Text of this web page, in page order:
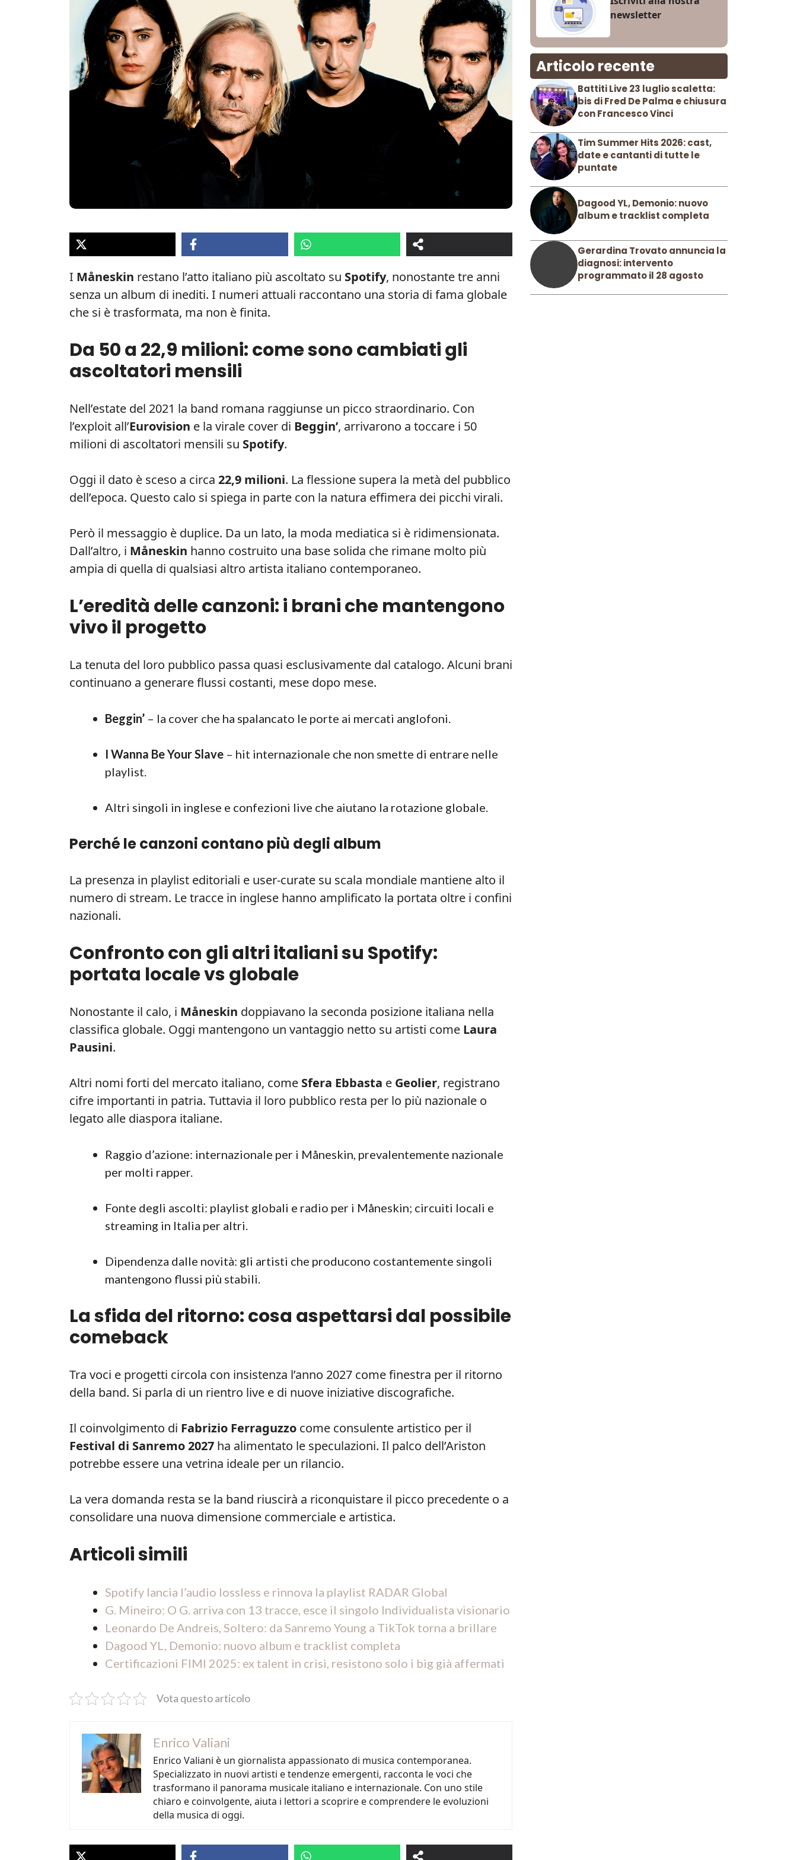
I Måneskin restano l’atto italiano più ascoltato su Spotify, nonostante tre anni
senza un album di inediti. I numeri attuali raccontano una storia di fama globale
che si è trasformata, ma non è finita.
Da 50 a 22,9 milioni: come sono cambiati gli
ascoltatori mensili
Nell’estate del 2021 la band romana raggiunse un picco straordinario. Con
l’exploit all’Eurovision e la virale cover di Beggin’, arrivarono a toccare i 50
milioni di ascoltatori mensili su Spotify.
Oggi il dato è sceso a circa 22,9 milioni. La flessione supera la metà del pubblico
dell’epoca. Questo calo si spiega in parte con la natura effimera dei picchi virali.
Però il messaggio è duplice. Da un lato, la moda mediatica si è ridimensionata.
Dall’altro, i Måneskin hanno costruito una base solida che rimane molto più
ampia di quella di qualsiasi altro artista italiano contemporaneo.
L’eredità delle canzoni: i brani che mantengono
vivo il progetto
La tenuta del loro pubblico passa quasi esclusivamente dal catalogo. Alcuni brani
continuano a generare flussi costanti, mese dopo mese.
Beggin’ – la cover che ha spalancato le porte ai mercati anglofoni.
I Wanna Be Your Slave – hit internazionale che non smette di entrare nelle
playlist.
Altri singoli in inglese e confezioni live che aiutano la rotazione globale.
Perché le canzoni contano più degli album
La presenza in playlist editoriali e user-curate su scala mondiale mantiene alto il
numero di stream. Le tracce in inglese hanno amplificato la portata oltre i confini
nazionali.
Confronto con gli altri italiani su Spotify:
portata locale vs globale
Nonostante il calo, i Måneskin doppiavano la seconda posizione italiana nella
classifica globale. Oggi mantengono un vantaggio netto su artisti come Laura
Pausini.
Altri nomi forti del mercato italiano, come Sfera Ebbasta e Geolier, registrano
cifre importanti in patria. Tuttavia il loro pubblico resta per lo più nazionale o
legato alle diaspora italiane.
Raggio d’azione: internazionale per i Måneskin, prevalentemente nazionale
per molti rapper.
Fonte degli ascolti: playlist globali e radio per i Måneskin; circuiti locali e
streaming in Italia per altri.
Dipendenza dalle novità: gli artisti che producono costantemente singoli
mantengono flussi più stabili.
La sfida del ritorno: cosa aspettarsi dal possibile
comeback
Tra voci e progetti circola con insistenza l’anno 2027 come finestra per il ritorno
della band. Si parla di un rientro live e di nuove iniziative discografiche.
Il coinvolgimento di Fabrizio Ferraguzzo come consulente artistico per il
Festival di Sanremo 2027 ha alimentato le speculazioni. Il palco dell’Ariston
potrebbe essere una vetrina ideale per un rilancio.
La vera domanda resta se la band riuscirà a riconquistare il picco precedente o a
consolidare una nuova dimensione commerciale e artistica.
Articoli simili
Spotify lancia l’audio lossless e rinnova la playlist RADAR Global
G. Mineiro: O G. arriva con 13 tracce, esce il singolo Individualista visionario
Leonardo De Andreis, Soltero: da Sanremo Young a TikTok torna a brillare
Dagood YL, Demonio: nuovo album e tracklist completa
Certificazioni FIMI 2025: ex talent in crisi, resistono solo i big già affermati
Vota questo articolo
Enrico Valiani
Enrico Valiani è un giornalista appassionato di musica contemporanea.
Specializzato in nuovi artisti e tendenze emergenti, racconta le voci che
trasformano il panorama musicale italiano e internazionale. Con uno stile
chiaro e coinvolgente, aiuta i lettori a scoprire e comprendere le evoluzioni
della musica di oggi.
newsletter
Articolo recente
Battiti Live 23 luglio scaletta:
bis di Fred De Palma e chiusura
con Francesco Vinci
Tim Summer Hits 2026: cast,
date e cantanti di tutte le
puntate
Dagood YL, Demonio: nuovo
album e tracklist completa
Gerardina Trovato annuncia la
diagnosi: intervento
programmato il 28 agosto